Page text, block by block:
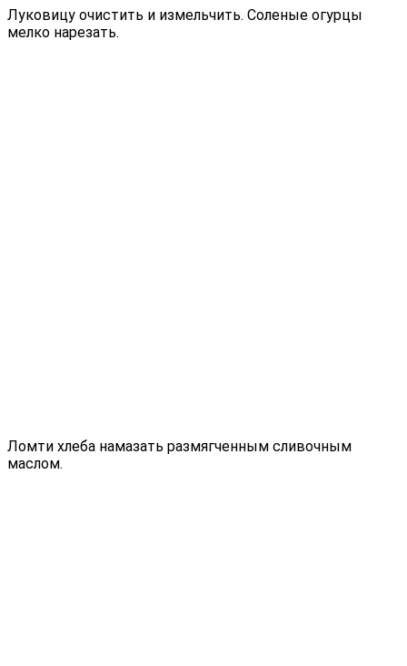
Луковицу очистить и измельчить. Соленые огурцы
мелко нарезать.
Ломти хлеба намазать размягченным сливочным
маслом.